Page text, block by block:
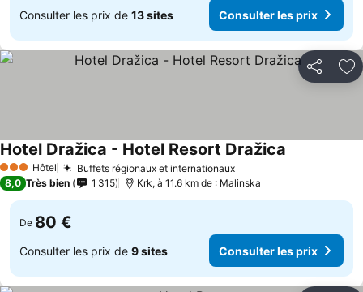
Consulter les prix de 13 sites Consulter les prix
Partager
3 ÉtoilesHôtel Buffets régionaux et internationaux
Hotel Dražica - Hotel Resort Dražica
8,0 Très bien 1 315 Krk, à 11.6 km de : Malinska
De 80 €
Consulter les prix de 9 sites Consulter les prix